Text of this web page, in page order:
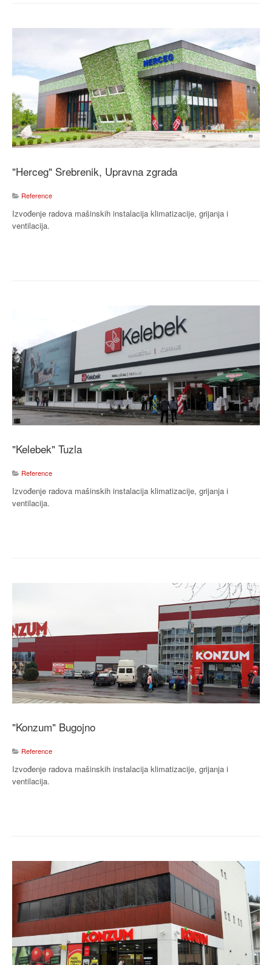
"Herceg" Srebrenik, Upravna zgrada
Reference
Izvođenje radova mašinskih instalacija klimatizacije, grijanja i
ventilacija.
"Kelebek" Tuzla
Reference
Izvođenje radova mašinskih instalacija klimatizacije, grijanja i
ventilacija.
"Konzum" Bugojno
Reference
Izvođenje radova mašinskih instalacija klimatizacije, grijanja i
ventilacija.